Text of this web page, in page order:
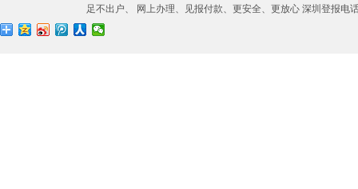
足不出户、 网上办理、见报付款、更安全、更放心 深圳登报电